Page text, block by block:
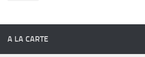
A LA CARTE